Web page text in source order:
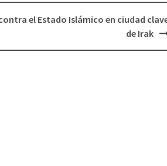
el
volumen.
el Estado Islámico en ciudad
de Irak